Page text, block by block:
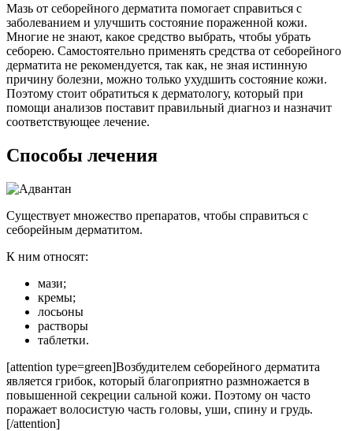
Мазь от себорейного дерматита помогает справиться с
заболеванием и улучшить состояние пораженной кожи.
Многие не знают, какое средство выбрать, чтобы убрать
себорею. Самостоятельно применять средства от себорейного
дерматита не рекомендуется, так как, не зная истинную
причину болезни, можно только ухудшить состояние кожи.
Поэтому стоит обратиться к дерматологу, который при
помощи анализов поставит правильный диагноз и назначит
соответствующее лечение.
Способы лечения
Существует множество препаратов, чтобы справиться с
себорейным дерматитом.
К ним относят:
мази;
кремы;
лосьоны
растворы
таблетки.
[attention type=green]Возбудителем себорейного дерматита
является грибок, который благоприятно размножается в
повышенной секреции сальной кожи. Поэтому он часто
поражает волосистую часть головы, уши, спину и грудь.
[/attention]